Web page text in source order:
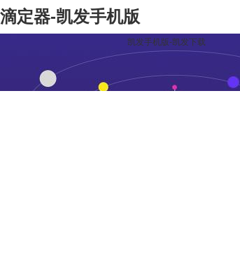
滴定器-凯发手机版
凯发手机版-凯发下载